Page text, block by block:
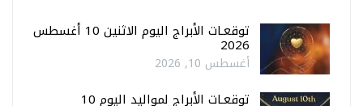
توقعـات الأبراج اليوم الاثنين 10 أغسطس
2026
أغسطس 10, 2026
توقعـات الأبراج لمواليد اليوم 10